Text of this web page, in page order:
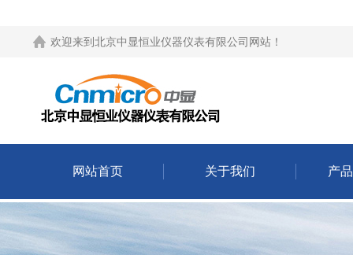
欢迎来到 北京中显恒业仪器仪表有限公司网站 ！
网站首页 关于我们 产